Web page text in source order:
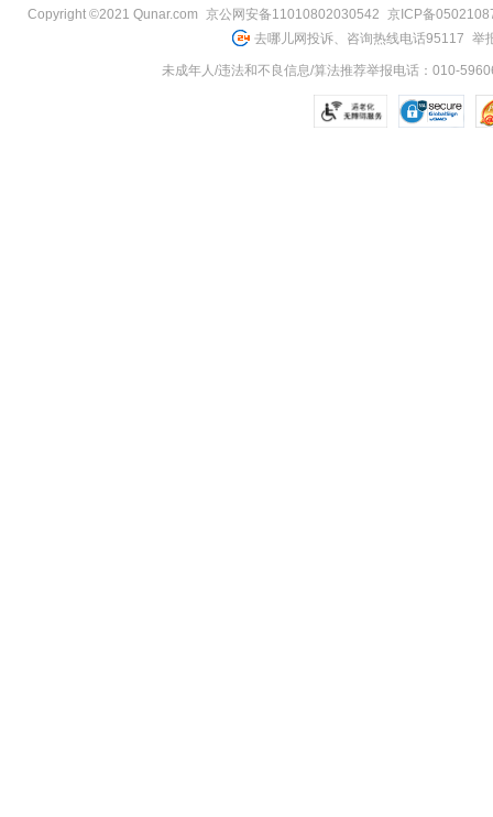
Copyright ©2021 Qunar.com 京公网安备11010802030542
京ICP备
去哪儿网投诉、咨询热线电话95117 举
未成年人/违法和不良信息/算法推荐举报电话：010-